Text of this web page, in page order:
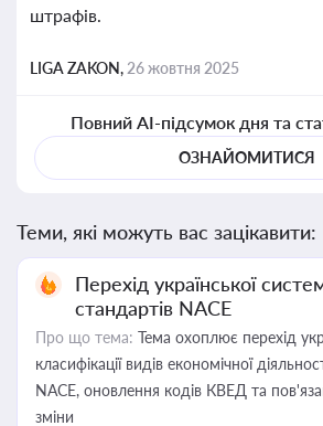
штрафів.
LIGA ZAKON, 26 жовтня 2025
Повний AI-підсумок дня та
ОЗНАЙОМИТИСЯ
Теми, які можуть вас зацікавити:
Перехід української
стандартів NACE
Про що тема: Тема охоплює перехід
класифікації видів економічної
NACE, оновлення кодів КВЕД та
зміни